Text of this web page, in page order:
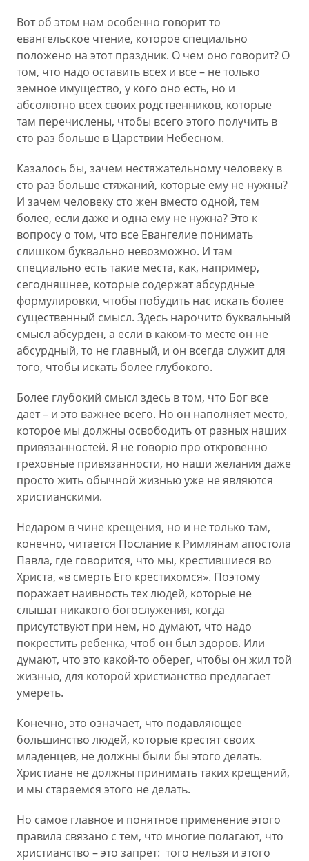
Вот об этом нам особенно говорит то
евангельское чтение, которое специально
положено на этот праздник. О чем оно говорит? О
том, что надо оставить всех и все – не только
земное имущество, у кого оно есть, но и
абсолютно всех своих родственников, которые
там перечислены, чтобы всего этого получить в
сто раз больше в Царствии Небесном.
Казалось бы, зачем нестяжательному человеку в
сто раз больше стяжаний, которые ему не нужны?
И зачем человеку сто жен вместо одной, тем
более, если даже и одна ему не нужна? Это к
вопросу о том, что все Евангелие понимать
слишком буквально невозможно. И там
специально есть такие места, как, например,
сегодняшнее, которые содержат абсурдные
формулировки, чтобы побудить нас искать более
существенный смысл. Здесь нарочито буквальный
смысл абсурден, а если в каком-то месте он не
абсурдный, то не главный, и он всегда служит для
того, чтобы искать более глубокого.
Более глубокий смысл здесь в том, что Бог все
дает – и это важнее всего. Но он наполняет место,
которое мы должны освободить от разных наших
привязанностей. Я не говорю про откровенно
греховные привязанности, но наши желания даже
просто жить обычной жизнью уже не являются
христианскими.
Недаром в чине крещения, но и не только там,
конечно, читается Послание к Римлянам апостола
Павла, где говорится, что мы, крестившиеся во
Христа, «в смерть Его крестихомся». Поэтому
поражает наивность тех людей, которые не
слышат никакого богослужения, когда
присутствуют при нем, но думают, что надо
покрестить ребенка, чтоб он был здоров. Или
думают, что это какой-то оберег, чтобы он жил той
жизнью, для которой христианство предлагает
умереть.
Конечно, это означает, что подавляющее
большинство людей, которые крестят своих
младенцев, не должны были бы этого делать.
Христиане не должны принимать таких крещений,
и мы стараемся этого не делать.
Но самое главное и понятное применение этого
правила связано с тем, что многие полагают, что
христианство – это запрет: того нельзя и этого